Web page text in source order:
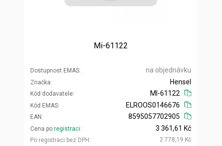
Mi-61122
Dostupnost EMAS na objednávku
Značka
Kód dodavatele
Hensel
MI-61122
Kód EMAS
EAN
ELROOS0146676
8595057702905
Cena po registraci
Po registraci bez DPH
3 361,61 Kč
2 778,19 Kč